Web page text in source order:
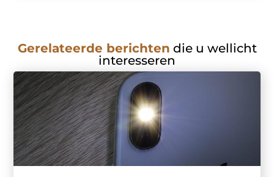
Gerelateerde berichten die u wellicht
interesseren